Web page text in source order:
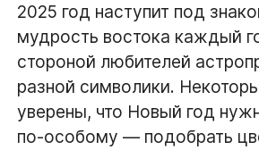
2025 год наступит под
мудрость востока каждый
стороной любителей
разной символики.
уверены, что Новый год
по-особому — подобрать